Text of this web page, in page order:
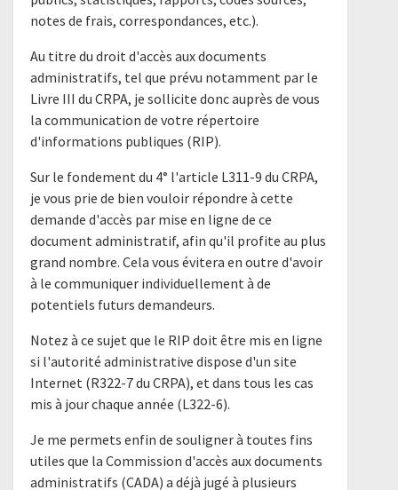
notes de frais, correspondances, etc.).
Au titre du droit d'accès aux documents
administratifs, tel que prévu notamment par le
Livre III du CRPA, je sollicite donc auprès de vous
la communication de votre répertoire
d'informations publiques (RIP).
Sur le fondement du 4° l'article L311-9 du CRPA,
je vous prie de bien vouloir répondre à cette
demande d'accès par mise en ligne de ce
document administratif, afin qu'il profite au plus
grand nombre. Cela vous évitera en outre d'avoir
à le communiquer individuellement à de
potentiels futurs demandeurs.
Notez à ce sujet que le RIP doit être mis en ligne
si l'autorité administrative dispose d'un site
Internet (R322-7 du CRPA), et dans tous les cas
mis à jour chaque année (L322-6).
Je me permets enfin de souligner à toutes fins
utiles que la Commission d'accès aux documents
administratifs (CADA) a déjà jugé à plusieurs